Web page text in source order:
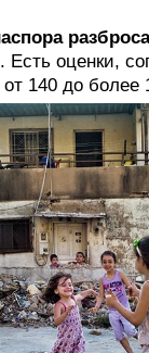
Есть оценки,
140 до более